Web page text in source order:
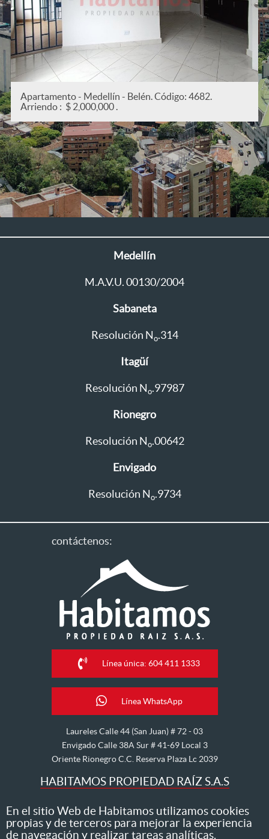
Apartamento - Medellín - San Joaquín. Código:
Arriendo : $ 2,200,000 .
Medellín
M.A.V.U. 00130/2004
Sabaneta
Resolución N o.314
Itagüí
Resolución N o.97987
Rionegro
Resolución N o.00642
Envigado
Resolución N o.9734
contáctenos:
Línea única: 604 411 1333
Línea WhatsApp
Laureles Calle 44 (San Juan) # 72 - 03
Envigado Calle 38A Sur # 41-69 Local 3
Oriente Rionegro C.C. Reserva Plaza Lc 2039
HABITAMOS PROPIEDAD RAÍZ S.A.S
Nos dedicamos al arriendo, venta, hipoteca, avalúo y
administración de inmuebles
En el sitio Web de Habitamos utilizamos cookies
propias y de terceros para mejorar la experiencia
de navegación y realizar tareas analíticas.